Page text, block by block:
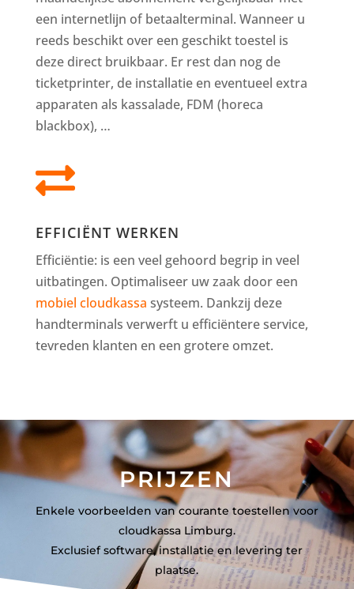
een internetlijn of betaalterminal. Wanneer u
reeds beschikt over een geschikt toestel is
deze direct bruikbaar. Er rest dan nog de
ticketprinter, de installatie en eventueel extra
apparaten als kassalade, FDM (horeca
blackbox), …

EFFICIËNT WERKEN
Efficiëntie: is een veel gehoord begrip in veel
uitbatingen. Optimaliseer uw zaak door een
mobiel cloudkassa systeem. Dankzij deze
handterminals verwerft u efficiëntere service,
tevreden klanten en een grotere omzet.
PRIJZEN
Enkele voorbeelden van courante toestellen voor
cloudkassa Limburg.
Exclusief software, installatie en levering ter
plaatse.